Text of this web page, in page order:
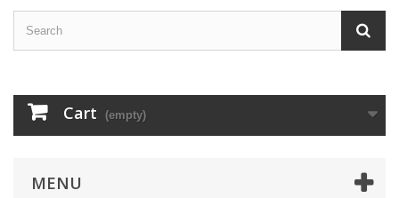
Cart (empty)
MENU